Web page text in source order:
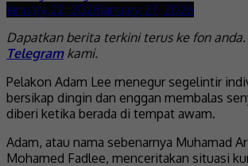
January 22, 2026January 27, 2026
Dapatkan berita terkini terus ke fon anda.
Telegramkami.
Pelakon Adam Lee menegur segelintir
bersikap dingin dan enggan membalas
diberi ketika berada di tempat awam.
Adam, atau nama sebenarnya Muhamad
Mohamed Fadlee, menceritakan situasi